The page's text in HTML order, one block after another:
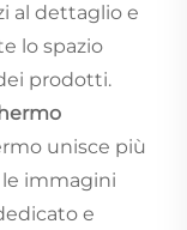
al dettaglio e
lo spazio
prodotti.
unisce più
le immagini
e